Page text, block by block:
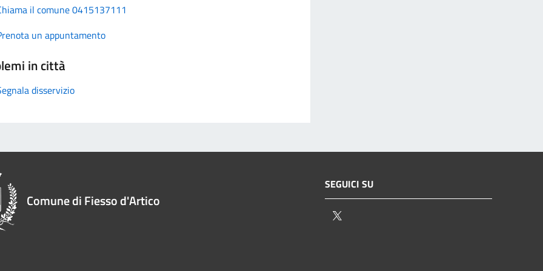
il comune 0415137111
un appuntamento
in città
disservizio
Comune di Fiesso d'Artico
SEGUICI SU